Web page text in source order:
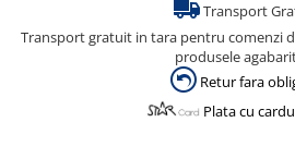
Dispensere / Dozatoare
Dozatoare dezinfectanti
Dispensere acoperitoare colac wc
Dispensere hartie igienica
Transport
Transport gratuit in tara pentru comenzi
produsele
Retur fara
Plata cu